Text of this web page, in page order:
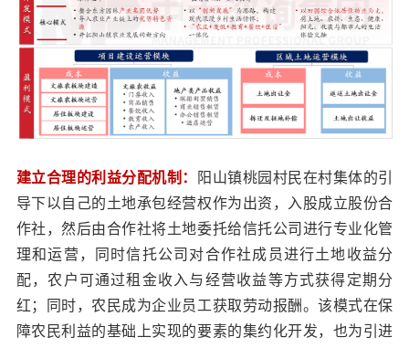
建立合理的利益分配机制：
阳山镇桃园村民在村集体的引
导下以自己的土地承包经营权作为出资，入股成立股份合
作社，然后由合作社将土地委托给信托公司进行专业化管
理和运营，同时信托公司对合作社成员进行土地收益分
配，农户可通过租金收入与经营收益等方式获得定期分
红；同时，农民成为企业员工获取劳动报酬。该模式在保
障农民利益的基础上实现的要素的集约化开发，也为引进